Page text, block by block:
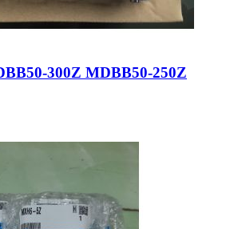
300Z MDBB50-250Z